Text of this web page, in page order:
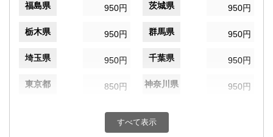
福島県 950円 茨城県 950円
栃木県 950円 群馬県 950円
埼玉県 950円 千葉県 950円
東京都 850円 神奈川県 950円
950円 富山県
すべて表示